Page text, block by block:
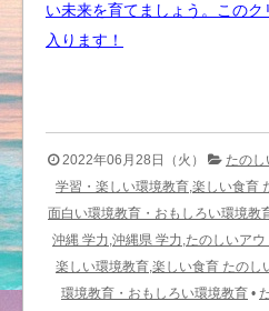
い未来を育てましょう。この
入ります！
2022年06月28日（火）
たの
学習・楽しい環境教育,楽しい食育
面白い環境教育・おもしろい環境教
沖縄 学力,沖縄県 学力,たのしいア
楽しい環境教育,楽しい食育 たの
環境教育・おもしろい環境教育 •